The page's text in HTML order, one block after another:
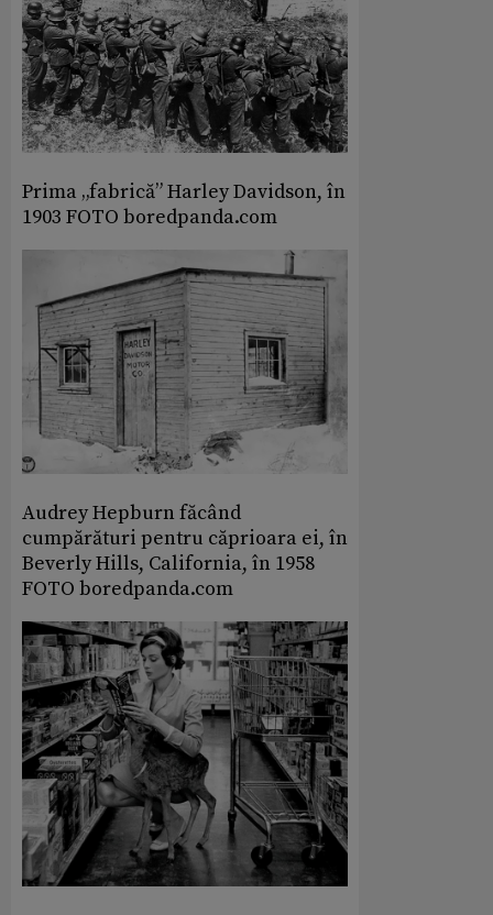
Prima „fabrică” Harley Davidson, în
1903 FOTO boredpanda.com
Audrey Hepburn făcând
cumpărături pentru căprioara ei, în
Beverly Hills, California, în 1958
FOTO boredpanda.com